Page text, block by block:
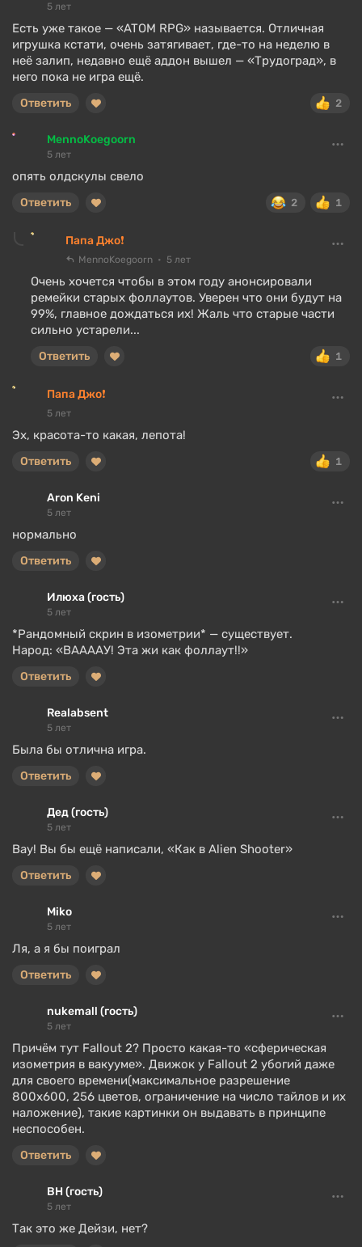
5 лет
Есть уже такое — «ATOM RPG» называется. Отличная
игрушка кстати, очень затягивает, где-то на неделю в
неё залип, недавно ещё аддон вышел — «Трудоград», в
него пока не игра ещё.
2
Ответить
MennoKoegoorn
5 лет
опять олдскулы свело
2 1
Ответить
Папа Джо❗
MennoKoegoorn 5 лет
Очень хочется чтобы в этом году анонсировали
ремейки старых фоллаутов. Уверен что они будут на
99%, главное дождаться их! Жаль что старые части
сильно устарели...
1
Ответить
Папа Джо❗
5 лет
Эх, красота-то какая, лепота!
1
Ответить
Aron Keni
5 лет
нормально
Ответить
Илюха (гость)
5 лет
*Рандомный скрин в изометрии* — существует.
Народ: «ВААААУ! Эта жи как фоллаут!!»
Ответить
Realabsent
5 лет
Была бы отлична игра.
Ответить
Дед (гость)
5 лет
Вау! Вы бы ещё написали, «Как в Alien Shooter»
Ответить
Miko
5 лет
Ля, а я бы поиграл
Ответить
nukemall (гость)
5 лет
Причём тут Fallout 2? Просто какая-то «сферическая
изометрия в вакууме». Движок у Fallout 2 убогий даже
для своего времени(максимальное разрешение
800х600, 256 цветов, ограничение на число тайлов и их
наложение), такие картинки он выдавать в принципе
неспособен.
Ответить
BH (гость)
5 лет
Так это же Дейзи, нет?